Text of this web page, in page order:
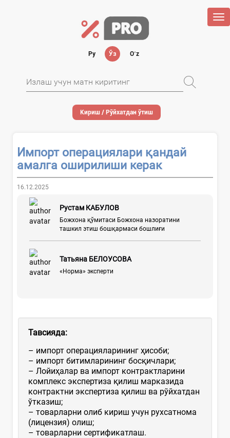
Ру Ўз Oʻz
Кириш / Рўйхатдан ўтиш
Импорт операциялари қандай
амалга оширилиши керак
16.12.2025
Рустам КАБУЛОВ
Божхона қўмитаси Божхона назоратини
ташкил этиш бошқармаси бошлиғи
Татьяна БЕЛОУСОВА
«Норма» эксперти
Тавсияда:
– импорт операцияларининг ҳисоби;
– импорт битимларининг босқичлари;
– Лойиҳалар ва импорт контрактларини
комплекс экспертиза қилиш марказида
контрактни экспертиза қилиш ва рўйхатдан
ўтказиш;
– товарларни олиб кириш учун рухсатнома
(лицензия) олиш;
– товарларни сертификатлаш.